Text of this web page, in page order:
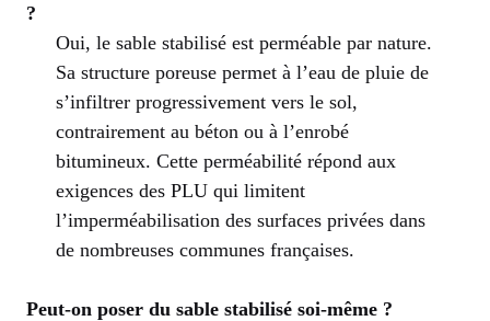
?
Oui, le sable stabilisé est perméable par nature.
Sa structure poreuse permet à l’eau de pluie de
s’infiltrer progressivement vers le sol,
contrairement au béton ou à l’enrobé
bitumineux. Cette perméabilité répond aux
exigences des PLU qui limitent
l’imperméabilisation des surfaces privées dans
de nombreuses communes françaises.
Peut-on poser du sable stabilisé soi-même ?